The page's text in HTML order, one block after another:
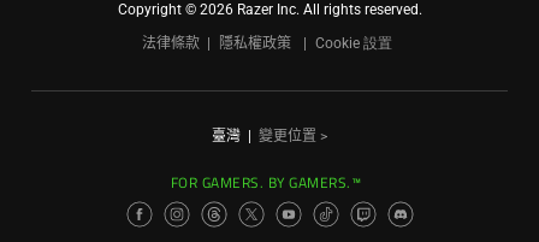
Copyright © 2026 Razer Inc. All rights reserved.
法律條款
隱私權政策 Cookie 設置
臺灣 變更位置 >
FOR GAMERS. BY GAMERS.™